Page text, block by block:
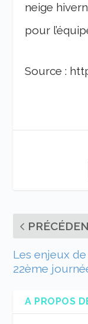
neige
pour
Source :
Les enjeux de
22ème
A PROPOS